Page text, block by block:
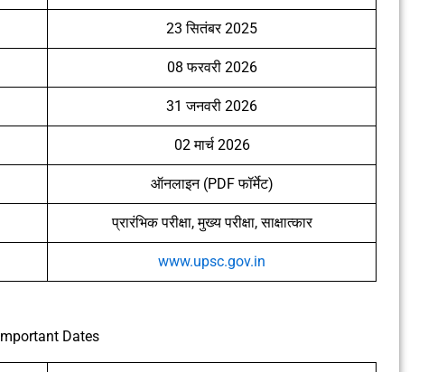
23 सितंबर 2025
08 फरवरी 2026
31 जनवरी 2026
02 मार्च 2026
ऑनलाइन (PDF फॉर्मेट)
प्रारंभिक परीक्षा, मुख्य परीक्षा, साक्षात्कार
www.upsc.gov.in
Important Dates